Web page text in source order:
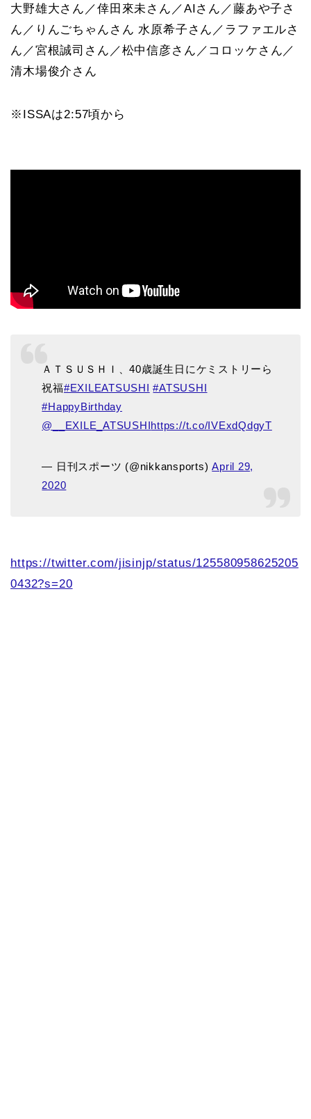
大野雄大さん／倖田來未さん／AIさん／藤あや子さ
ん／りんごちゃんさん 水原希子さん／ラファエルさ
ん／宮根誠司さん／松中信彦さん／コロッケさん／
清木場俊介さん
※ISSAは2:57頃から
ＡＴＳＵＳＨＩ、40歳誕生日にケミストリーら
祝福#EXILEATSUSHI #ATSUSHI
#HappyBirthday
@__EXILE_ATSUSHIhttps://t.co/IVExdQdgyT
— 日刊スポーツ (@nikkansports)April 29,
2020
https://twitter.com/jisinjp/status/125580958625205
0432?s=20